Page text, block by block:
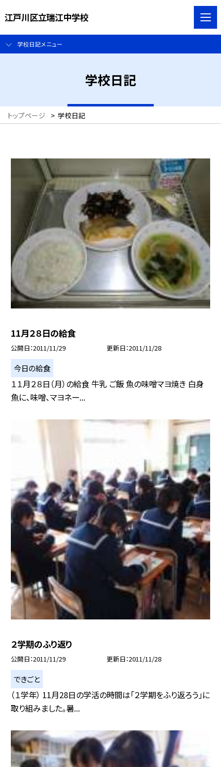
江戸川区立瑞江中学校
学校日記メニュー
学校日記
トップページ > 学校日記
11月２８日の給食
公開日 2011/11/29 更新日 2011/11/28
今日の給食
１１月２８日（月）の給食 牛乳 ご飯 魚の味噌マヨ焼き 白身
魚に、味噌、マヨネー...
２学期のふり返り
公開日 2011/11/29 更新日 2011/11/28
できごと
（１学年） 11月28日の学活の時間は「２学期をふり返ろう」に
取り組みました。暑...